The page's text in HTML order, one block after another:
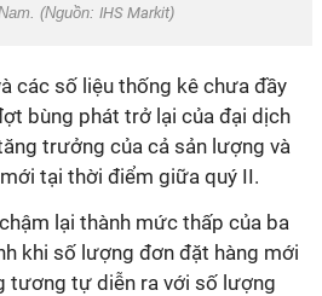
(Nguồn: IHS Markit)
các số liệu thống kê chưa đầy
bùng phát trở lại của đại dịch
trưởng của cả sản lượng và
tại thời điểm giữa quý II.
lại thành mức thấp của ba
khi số lượng đơn đặt hàng mới
tương tự diễn ra với số lượng